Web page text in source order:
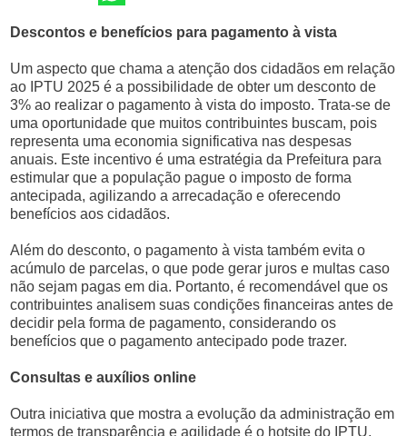
Descontos e benefícios para pagamento à vista
Um aspecto que chama a atenção dos cidadãos em relação
ao IPTU 2025 é a possibilidade de obter um desconto de
3% ao realizar o pagamento à vista do imposto. Trata-se de
uma oportunidade que muitos contribuintes buscam, pois
representa uma economia significativa nas despesas
anuais. Este incentivo é uma estratégia da Prefeitura para
estimular que a população pague o imposto de forma
antecipada, agilizando a arrecadação e oferecendo
benefícios aos cidadãos.
Além do desconto, o pagamento à vista também evita o
acúmulo de parcelas, o que pode gerar juros e multas caso
não sejam pagas em dia. Portanto, é recomendável que os
contribuintes analisem suas condições financeiras antes de
decidir pela forma de pagamento, considerando os
benefícios que o pagamento antecipado pode trazer.
Consultas e auxílios online
Outra iniciativa que mostra a evolução da administração em
termos de transparência e agilidade é o hotsite do IPTU,